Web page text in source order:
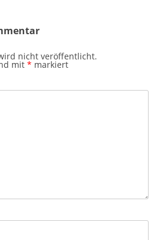
nicht veröffentlicht.
mit * markiert